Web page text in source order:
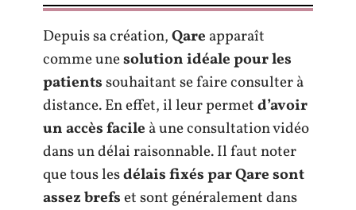
Depuis sa création,Qare apparaît
comme unesolution idéale pour les
patientssouhaitant se faire consulter à
distance. En effet, il leur permetd’avoir
un accès facile à une consultation vidéo
dans un délai raisonnable. Il faut noter
que tous lesdélais fixés par Qare sont
assez brefset sont généralement dans